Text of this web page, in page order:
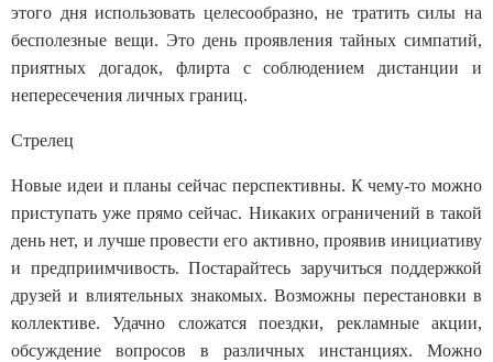
этого дня использовать целесообразно, не тратить силы на
бесполезные вещи. Это день проявления тайных симпатий,
приятных догадок, флирта с соблюдением дистанции и
непересечения личных границ.
Стрелец
Новые идеи и планы сейчас перспективны. К чему-то можно
приступать уже прямо сейчас. Никаких ограничений в такой
день нет, и лучше провести его активно, проявив инициативу
и предприимчивость. Постарайтесь заручиться поддержкой
друзей и влиятельных знакомых. Возможны перестановки в
коллективе. Удачно сложатся поездки, рекламные акции,
обсуждение вопросов в различных инстанциях. Можно